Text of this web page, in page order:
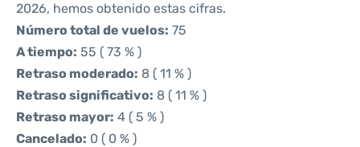
2026, hemos obtenido estas cifras.
Número total de vuelos: 75
A tiempo: 55 ( 73 % )
Retraso moderado: 8 ( 11 % )
Retraso significativo: 8 ( 11 % )
Retraso mayor: 4 ( 5 % )
Cancelado: 0 ( 0 % )